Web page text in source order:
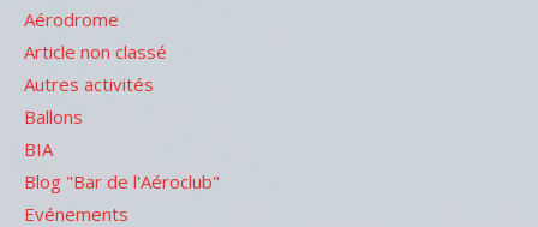
Aérodrome
Article non classé
Autres activités
Ballons
BIA
Blog "Bar de l'Aéroclub"
Evénements